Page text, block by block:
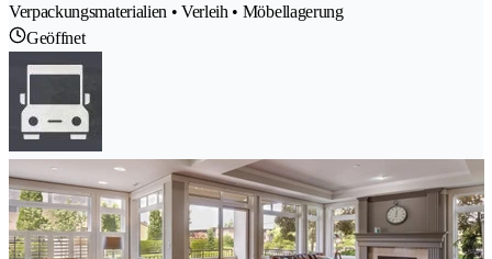
Verpackungsmaterialien • Verleih • Möbellagerung
Geöffnet